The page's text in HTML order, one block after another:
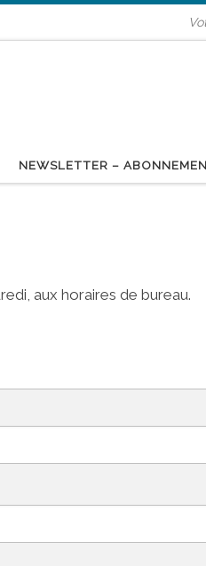
NEWSLETTER –
aux horaires de bureau.